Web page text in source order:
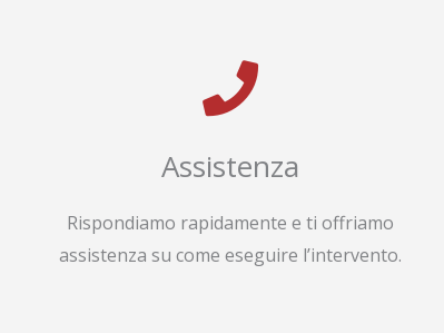
Assistenza
Rispondiamo rapidamente e ti offriamo
assistenza su come eseguire l’intervento.